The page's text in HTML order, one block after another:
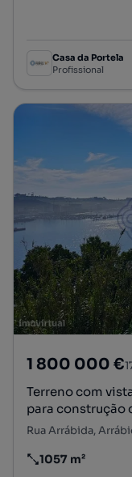
Casa da Portela
Profissional
1 800 000 €
Terreno com
para construção
Preço por metro
1057 m²